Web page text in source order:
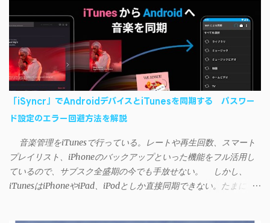
「iSyncr」でAndroidデバイスとiTunesを同期する パスワー
ド設定のエラー回避方法を解説
音楽管理をiTunesで行っている。レートや再生回数、スマート
プレイリスト、iPhoneのバックアップといった機能をフル活用し
ているので、サブスク全盛期の今でも手放せない。 しかし、
iTunesはiPhoneやiPad、iPodとしか直接同期できない。たまに